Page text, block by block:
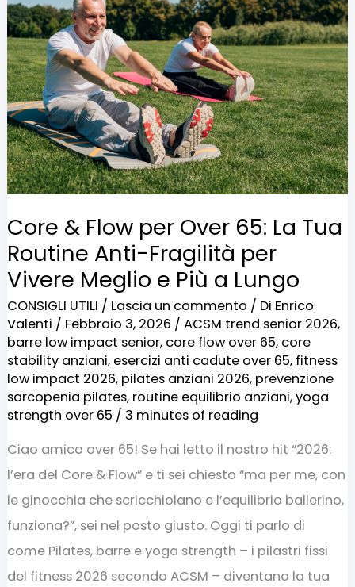
Core & Flow per Over 65: La Tua
Routine Anti-Fragilità per
Vivere Meglio e Più a Lungo
CONSIGLI UTILI / Lascia un commento / Di Enrico
Valenti / Febbraio 3, 2026 / ACSM trend senior 2026,
barre low impact senior, core flow over 65, core
stability anziani, esercizi anti cadute over 65, fitness
low impact 2026, pilates anziani 2026, prevenzione
sarcopenia pilates, routine equilibrio anziani,yoga
strength over 65 / 3 minutes of reading
Ciao amico over 65! Se hai letto il nostro hit “2026:
l’era del Core & Flow” e ti sei chiesto “ma per me, con
le ginocchia che scricchiolano e l’equilibrio ballerino,
funziona?”, sei nel posto giusto. Oggi ti parlo di
come Pilates, barre e yoga strength – i pilastri fissi
del fitness 2026 secondo ACSM – diventano la tua
Flow
per
Over
65:
La
Tua
Routine
Fragilità
per
Vivere
Meglio
e
Più
a
Lungo